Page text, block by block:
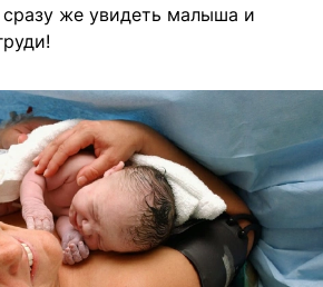
же увидеть малыша и